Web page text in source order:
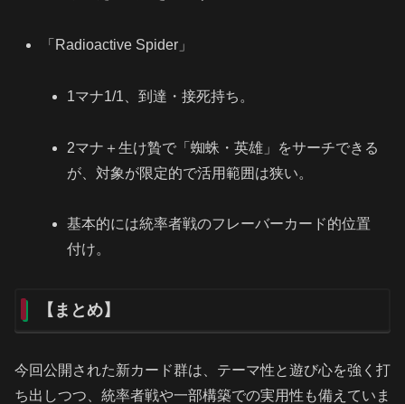
「Radioactive Spider」
1マナ1/1、到達・接死持ち。
2マナ＋生け贄で「蜘蛛・英雄」をサーチできる
が、対象が限定的で活用範囲は狭い。
基本的には統率者戦のフレーバーカード的位置
付け。
【まとめ】
今回公開された新カード群は、テーマ性と遊び心を強く打
ち出しつつ、統率者戦や一部構築での実用性も備えていま